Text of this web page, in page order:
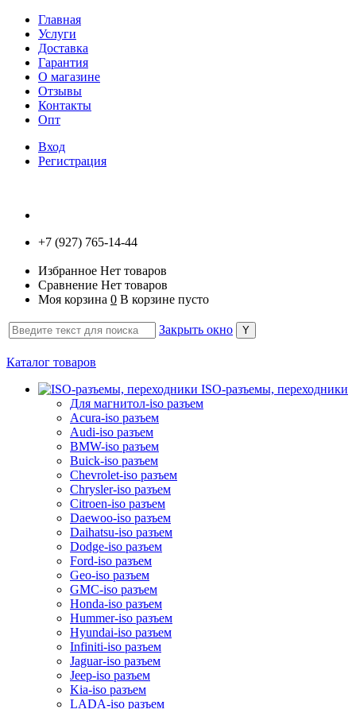
Главная
Услуги
Доставка
Гарантия
О магазине
Отзывы
Контакты
Опт
Вход
Регистрация
+7 (927) 765-14-44
Избранное Нет товаров
Сравнение Нет товаров
Моя корзина 0 В корзине пусто
Закрыть окно
Каталог товаров
ISO-разъемы, переходники
Для магнитол-iso разъем
Acura-iso разъем
Audi-iso разъем
BMW-iso разъем
Buick-iso разъем
Chevrolet-iso разъем
Chrysler-iso разъем
Citroen-iso разъем
Daewoo-iso разъем
Daihatsu-iso разъем
Dodge-iso разъем
Ford-iso разъем
Geo-iso разъем
GMC-iso разъем
Honda-iso разъем
Hummer-iso разъем
Hyundai-iso разъем
Infiniti-iso разъем
Jaguar-iso разъем
Jeep-iso разъем
Kia-iso разъем
LADA-iso разъем